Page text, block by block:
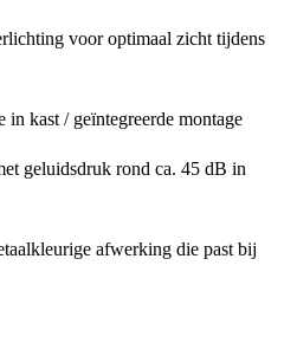
voor optimaal zicht tijdens
in kast / geïntegreerde montage
geluidsdruk rond ca. 45 dB in
afwerking die past bij